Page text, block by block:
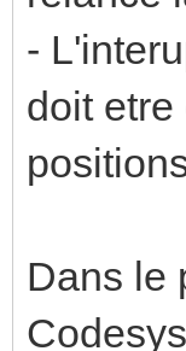
-
doit
Dans le